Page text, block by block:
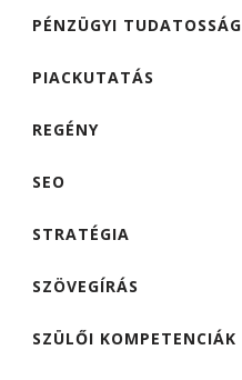
PÉNZÜGYI TUDATOSSÁG
PIACKUTATÁS
REGÉNY
SEO
STRATÉGIA
SZÖVEGÍRÁS
SZÜLŐI KOMPETENCIÁK